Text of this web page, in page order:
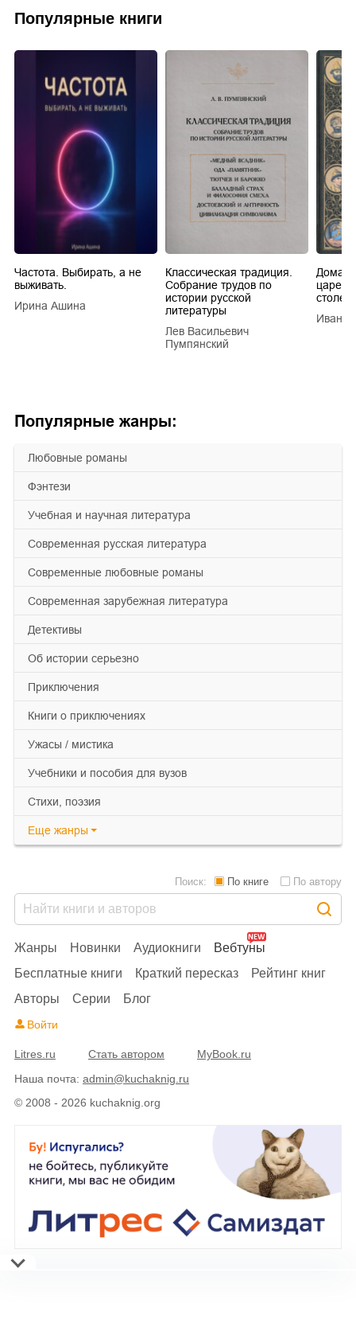
Популярные жанры:
любовные романы
фэнтези
учебная и научная литература
современная русская литература
современные любовные романы
современная зарубежная литература
детективы
об истории серьезно
приключения
книги о приключениях
ужасы / мистика
учебники и пособия для вузов
cтихи, поэзия
Еще жанры
Популярные книги
Частота. Выбирать, а не
выживать.
Ирина Ашина
Классическая традиция.
Собрание трудов по
истории русской
литературы
Лев Васильевич
Пумпянский
царей
Иван
© 2008 - 2026 kuchaknig.org
Жанры Новинки Аудиокниги
Вебтуны
Бесплатные книги
Краткий пересказ
Рейтинг книг
Авторы
Серии Блог
Поиск: По книге По автору
Войти
Litres.ru Стать автором
MyBook.ru
Наша почта: admin@kuchaknig.ru